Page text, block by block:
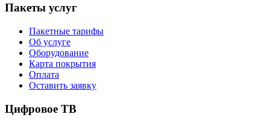
Пакеты услуг
Пакетные тарифы
Об услуге
Оборудование
Карта покрытия
Оплата
Оставить заявку
Цифровое ТВ